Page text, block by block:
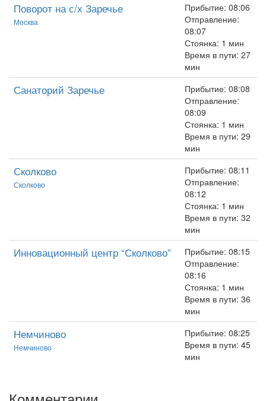
Поворот на с/х Заречье
Москва
Прибытие: 08:06
Отправление:
08:07
Стоянка: 1 мин
Время в пути: 27
мин
Санаторий Заречье
Прибытие: 08:08
Отправление:
08:09
Стоянка: 1 мин
Время в пути: 29
мин
Сколково
Сколково
Прибытие: 08:11
Отправление:
08:12
Стоянка: 1 мин
Время в пути: 32
мин
Инновационный центр “Сколково”
Прибытие: 08:15
Отправление:
08:16
Стоянка: 1 мин
Время в пути: 36
мин
Немчиново
Немчиново
Прибытие: 08:25
Время в пути: 45
мин